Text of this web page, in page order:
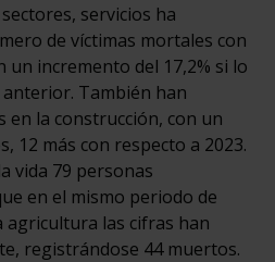
servicios ha
de víctimas mortales con
un incremento del 17,2% si lo
También han
en la construcción, con un
12 más con respecto a 2023.
vida 79 personas
en el mismo periodo de
agricultura las cifras han
registrándose 44 muertos.